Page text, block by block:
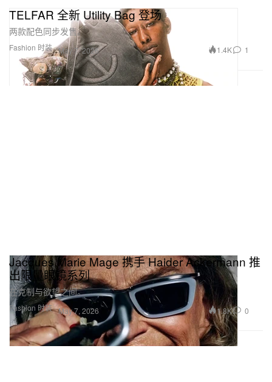
Fashion 时装
TELFAR 全新 Utility Bag 登场
两款配色同步发售。
May 7, 2026 1.4K 1
Fashion 时装
Jacques Marie Mage 携手 Haider Ackermann 推
出限量眼镜系列
在克制与欲望之间。
May 7, 2026 1.8K 0